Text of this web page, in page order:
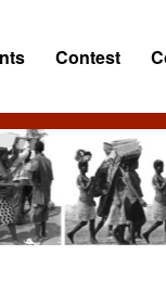
Contest